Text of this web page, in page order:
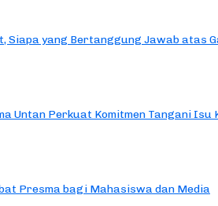
yang Bertanggung Jawab atas
Untan Perkuat Komitmen Tangani Isu
Presma bagi Mahasiswa dan Media